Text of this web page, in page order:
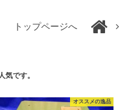
トップページへ
気です。
オススメの逸品